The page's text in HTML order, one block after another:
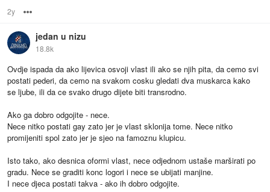
2y
jedan u nizu
18.8k
Ovdje ispada da ako lijevica osvoji vlast ili ako se njih pita, da cemo svi
postati pederi, da cemo na svakom cosku gledati dva muskarca kako
se ljube, ili da ce svako drugo dijete biti transrodno.
Ako ga dobro odgojite - nece.
Nece nitko postati gay zato jer je vlast sklonija tome. Nece nitko
promijeniti spol zato jer je sjeo na famoznu klupicu.
Isto tako, ako desnica oformi vlast, nece odjednom ustaše marširati po
gradu. Nece se graditi konc logori i nece se ubijati manjine.
I nece djeca postati takva - ako ih dobro odgojite.